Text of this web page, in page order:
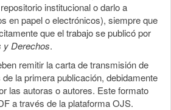
institucional o darlo a
en papel o electrónicos), siempre que
que el trabajo se publicó por
y Derechos.
remitir la carta de transmisión de
la primera publicación, debidamente
las autoras o autores. Este formato
a través de la plataforma OJS.